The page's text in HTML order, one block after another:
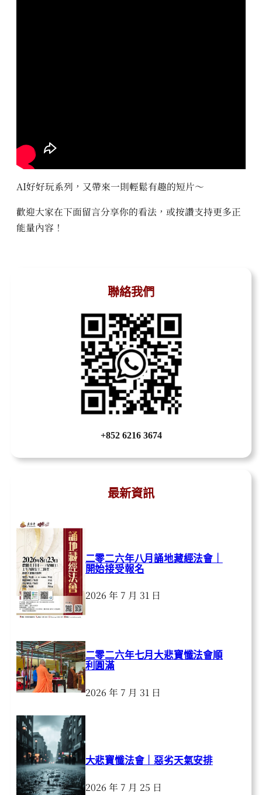
AI好好玩系列，又帶來一則輕鬆有趣的短片～
歡迎大家在下面留言分享你的看法，或按讚支持更多正
能量內容！
聯絡我們
+852 6216 3674
最新資訊
二零二六年八月誦地藏經法會｜
開始接受報名
2026 年 7 月 31 日
二零二六年七月大悲寶懺法會順
利圓滿
2026 年 7 月 31 日
大悲寶懺法會｜惡劣天氣安排
2026 年 7 月 25 日